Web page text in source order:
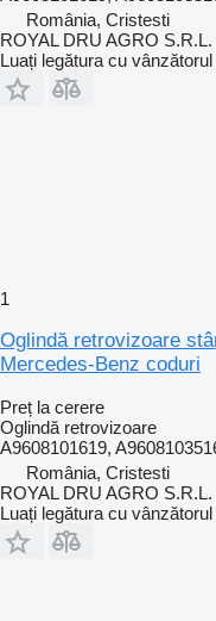
România, Cristesti
ROYAL DRU AGRO S.R.L.
Luați legătura cu vânzătorul
1
Oglindă retrovizoare
Mercedes-Benz coduri
Preț la cerere
Oglindă retrovizoare
A9608101619,
România, Cristesti
ROYAL DRU AGRO S.R.L.
Luați legătura cu vânzătorul